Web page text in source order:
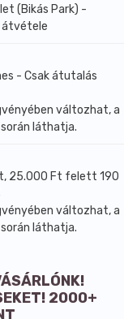
(Bikás Park) -
átvétele
- Csak átutalás
változhat, a
láthatja.
25.000 Ft felett 190
változhat, a
láthatja.
2000+